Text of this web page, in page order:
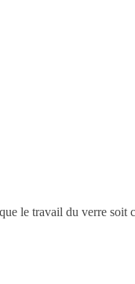
le travail du verre soit